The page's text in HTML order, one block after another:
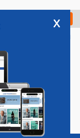
Check in
Vacatures
x